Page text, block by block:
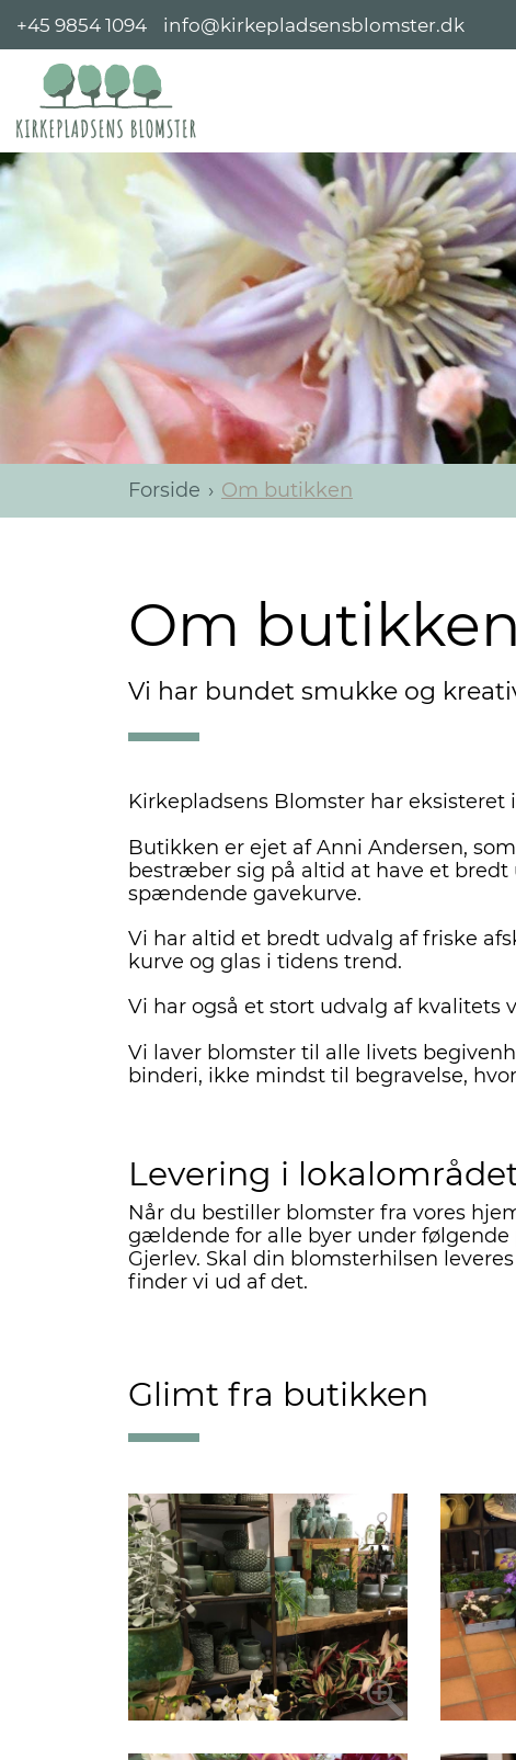
+45 9854 1094 info@kirkepladsensblomster.dk
Forside Om butikken
Om butikken
Vi har bundet smukke og
Kirkepladsens Blomster har eksisteret
Butikken er ejet af Anni Andersen,
bestræber sig på altid at have et
spændende gavekurve.
Vi har altid et bredt udvalg af friske
kurve og glas i tidens trend.
Vi har også et stort udvalg af kvalitets
Vi laver blomster til alle livets
binderi, ikke mindst til begravelse,
Levering i
Når du bestiller blomster fra vores
gældende for alle byer under følgende
Gjerlev. Skal din blomsterhilsen
finder vi ud af det.
Glimt fra butikken